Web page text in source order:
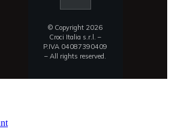
© Copyright 2026
Croci Italia s.r.l. –
P.IVA 04087390409
– All rights reserved.